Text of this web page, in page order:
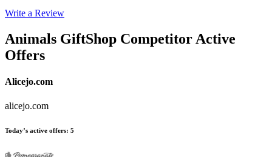
Write a Review
Animals GiftShop Competitor Active
Offers
Alicejo.com
alicejo.com
Today’s active offers: 5